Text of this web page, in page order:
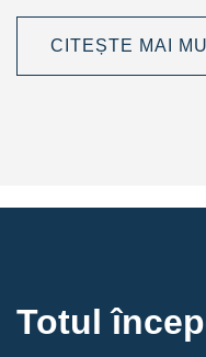
CITEȘTE MAI
Totul